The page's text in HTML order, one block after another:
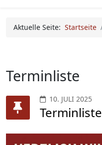
Aktuelle Seite: Startseite
Terminliste
10. JULI 2025
Terminliste